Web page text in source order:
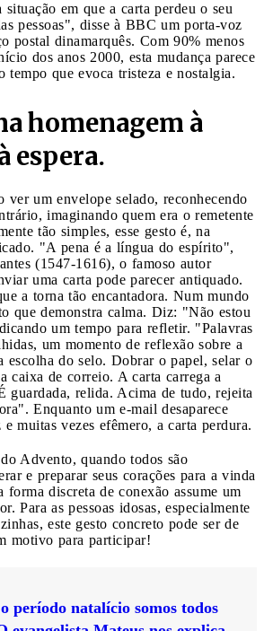
situação em que a carta perdeu o seu
pessoas", disse à BBC um porta-voz
postal dinamarquês. Com 90% menos
dos anos 2000, esta mudança parece
tempo que evoca tristeza e nostalgia.
homenagem à
espera.
ver um envelope selado, reconhecendo
imaginando quem era o remetente
tão simples, esse gesto é, na
"A pena é a língua do espírito",
(1547-1616), o famoso autor
uma carta pode parecer antiquado.
a torna tão encantadora. Num mundo
que demonstra calma. Diz: "Não estou
um tempo para refletir. "Palavras
um momento de reflexão sobre a
escolha do selo. Dobrar o papel, selar o
caixa de correio. A carta carrega a
guardada, relida. Acima de tudo, rejeita
Enquanto um e-mail desaparece
muitas vezes efêmero, a carta perdura.
Advento, quando todos são
e preparar seus corações para a vinda
forma discreta de conexão assume um
Para as pessoas idosas, especialmente
este gesto concreto pode ser de
motivo para participar!
período natalício somos todos